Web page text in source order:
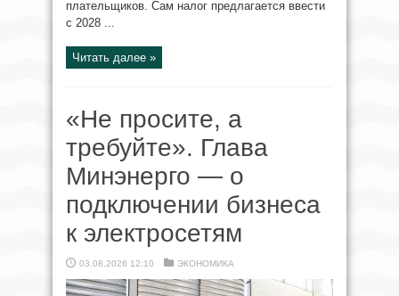
плательщиков. Сам налог предлагается ввести
с 2028 ...
Читать далее »
«Не просите, а
требуйте». Глава
Минэнерго — о
подключении бизнеса
к электросетям
03.08.2026 12:10 ЭКОНОМИКА